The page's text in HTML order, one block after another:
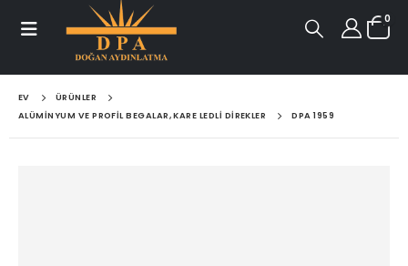
0
EV
ÜRÜNLER
ALÜMINYUM VE PROFIL BEGALAR, KARE LEDLI DIREKLER
DPA 1959